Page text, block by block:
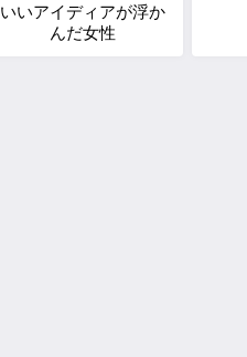
いいアイディアが浮か
んだ女性